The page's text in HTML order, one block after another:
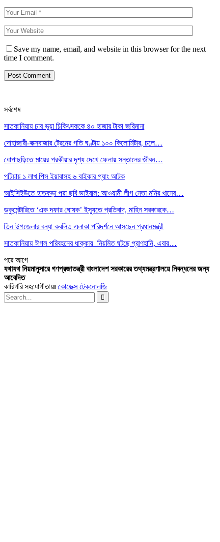
Save my name, email, and website in this browser for the next
time I comment.
সর্বশেষ
সাতকানিয়ায় চার ভুয়া চিকিৎসককে ৪০ হাজার টাকা জরিমানা
দোহাজারী-কক্সবাজার ট্রেনের গতি ঘণ্টায় ১০০ কিলোমিটার, চলে…
ধোপাছড়িতে মায়ের পরকীয়ার দৃশ্য দেখে ফেলায় সন্তানের জীবন…
পটিয়ায় ১ লাখ পিস ইয়াবাসহ ৬ বাইকার গ্যাং আটক
আইসিইউতে হাতকড়া পরা ছবি ভাইরাল: আওয়ামী লীগ নেতা মনির খানের…
ডকুমেন্টারিতে ‘এক দফার ঘোষক’ ইস্যুতে প্রতিবাদ, মাহিন সরকারকে…
তিন উপজেলার বন্যা কবলিত এলাকা পরিদর্শনে আসছেন প্রধানমন্ত্রী
সাতকানিয়ায় ঈগল পরিবহনের ধাক্কায় নিয়মিত ঘটছে প্রাণহানি, এবার…
পরেআগে
যথাযথ নিয়মানুসারে গণপ্রজাতন্ত্রী বাংলাদেশ সরকারের তথ্যমন্ত্রণালয়ে নিবন্ধনের জন্য
আবেদিত
কারিগরি সহযোগীতায়ঃ কোডেক্স টেকনোলজি